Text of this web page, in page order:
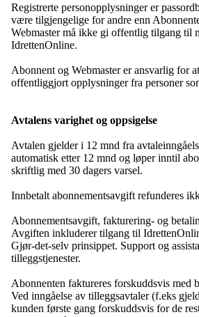
Registrerte personopplysninger er
være tilgjengelige for andre enn
Webmaster må ikke gi offentlig tilgang til
IdrettenOnline.
Abonnent og Webmaster er ansvarlig for
offentliggjort opplysninger fra personer
Avtalens varighet og oppsigelse
Avtalen gjelder i 12 mnd fra
automatisk etter 12 mnd og løper inntil
skriftlig med 30 dagers varsel.
Innbetalt abonnementsavgift refunderes
Abonnementsavgift, fakturering- og
Avgiften inkluderer tilgang til
Gjør-det-selv prinsippet. Support og
tilleggstjenester.
Abonnenten faktureres forskuddsvis med
Ved inngåelse av tilleggsavtaler (f.eks
kunden første gang forskuddsvis for de